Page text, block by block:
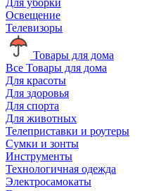
Освещение
Телевизоры
Товары для дома
Все Товары для дома
Для красоты
Для здоровья
Для спорта
Для животных
Телеприставки и роутеры
Сумки и зонты
Инструменты
Технологичная одежда
Электросамокаты